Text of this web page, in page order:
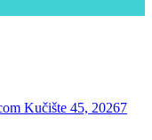
Kučište 45, 20267